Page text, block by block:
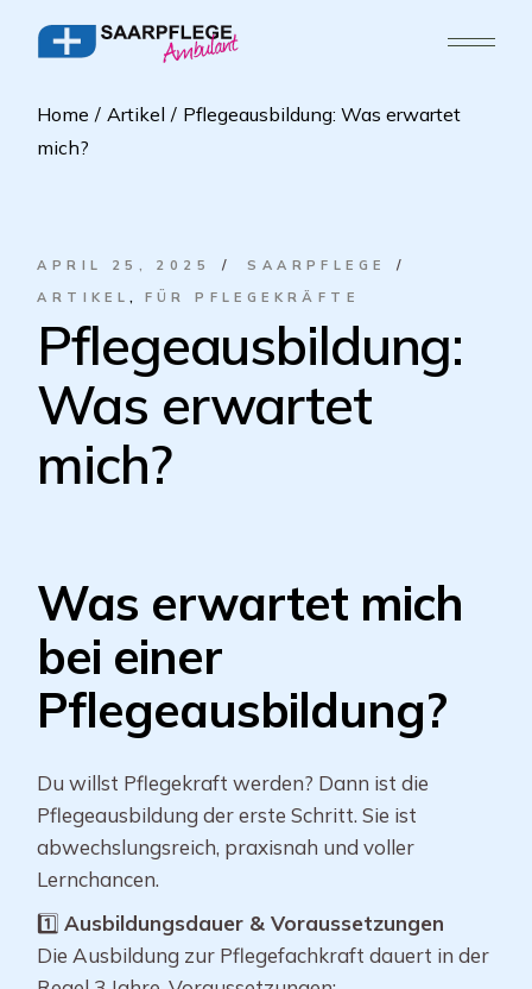
Home Artikel
Pflegeausbildung: Was erwartet
mich?
APRIL 25, 2025
SAARPFLEGE
ARTIKEL
FÜR PFLEGEKRÄFTE
Pflegeausbildung:
Was erwartet
mich?
Was erwartet mich
bei einer
Pflegeausbildung?
Du willst Pflegekraft werden? Dann ist die
Pflegeausbildung der erste Schritt. Sie ist
abwechslungsreich, praxisnah und voller
Lernchancen.
1️⃣Ausbildungsdauer & Voraussetzungen
Die Ausbildung zur Pflegefachkraft dauert in der